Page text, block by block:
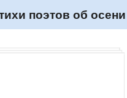
поэтов об осени